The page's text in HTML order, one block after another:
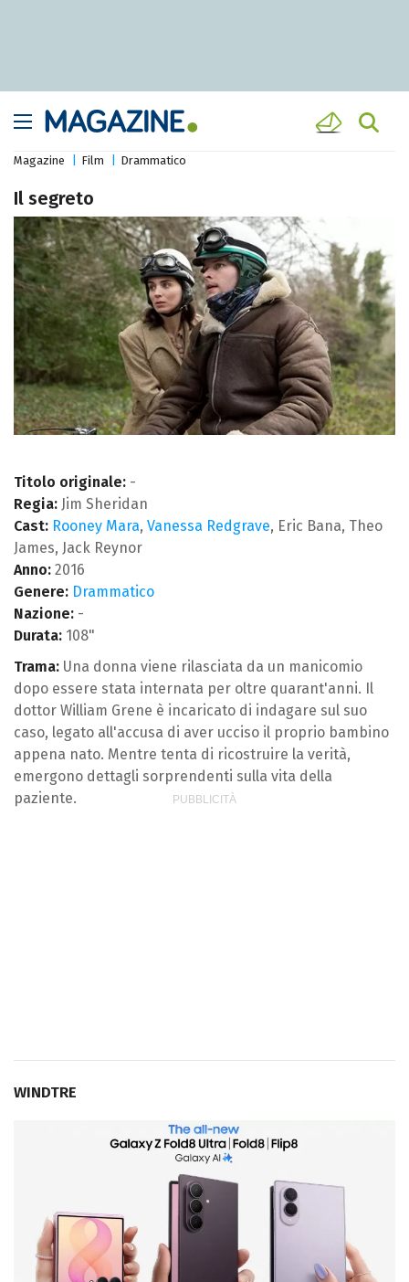
Magazine Film Drammatico
Il segreto
Titolo originale: -
Regia: Jim Sheridan
Cast: Rooney Mara, Vanessa Redgrave, Eric Bana, Theo
James, Jack Reynor
Anno: 2016
Genere: Drammatico
Nazione: -
Durata: 108"
Trama: Una donna viene rilasciata da un manicomio
dopo essere stata internata per oltre quarant'anni. Il
dottor William Grene è incaricato di indagare sul suo
caso, legato all'accusa di aver ucciso il proprio bambino
appena nato. Mentre tenta di ricostruire la verità,
emergono dettagli sorprendenti sulla vita della
paziente.
WINDTRE